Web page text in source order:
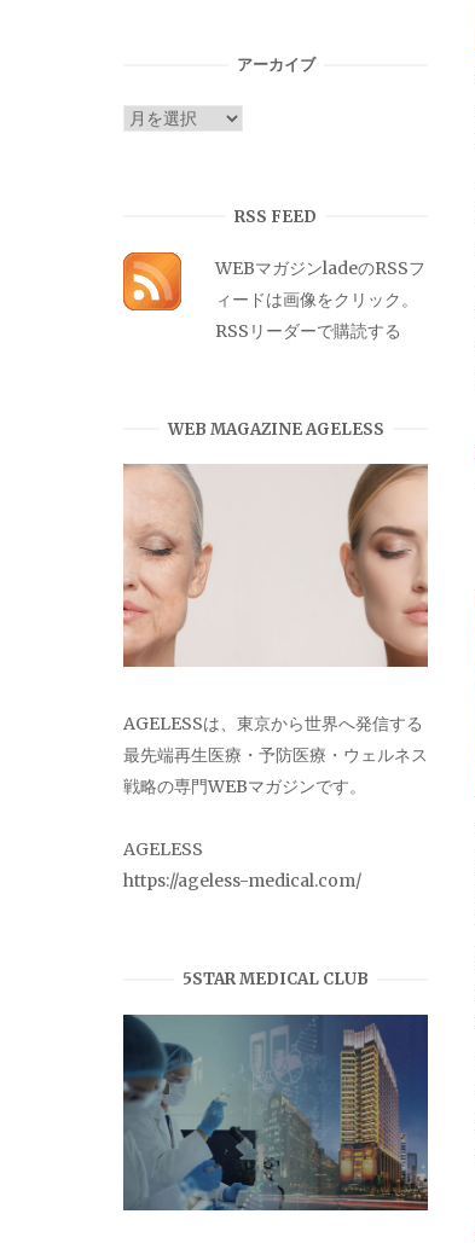
アーカイブ
ア
RSS FEED
WEBマガジンladeのRSSフ
ィードは画像をクリック。
RSSリーダーで購読する
WEB MAGAZINE AGELESS
AGELESSは、東京から世界へ発信する
最先端再生医療・予防医療・ウェルネス
戦略の専門WEBマガジンです。
AGELESS
https://ageless-medical.com/
5STAR MEDICAL CLUB